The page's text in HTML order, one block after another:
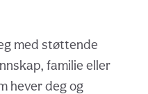
med støttende
familie eller
hever deg og